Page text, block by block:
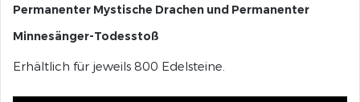
Permanenter Mystische Drachen und Permanenter
Minnesänger-Todesstoß
Erhältlich für jeweils 800 Edelsteine.